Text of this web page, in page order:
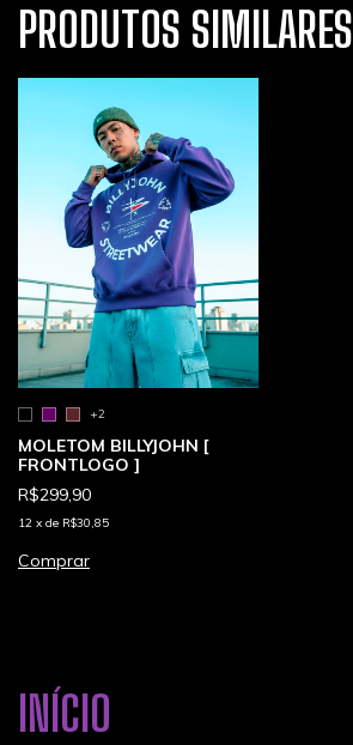
PRODUTOS SIMILARES
+2
MOLETOM BILLYJOHN [
FRONTLOGO ]
R$299,90
12 x de R$30,85
Comprar
INÍCIO